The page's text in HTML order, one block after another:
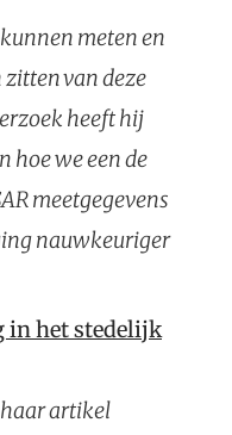
meten en
van deze
heeft hij
hoe we een de
meetgegevens
nauwkeuriger
in het stedelijk
artikel